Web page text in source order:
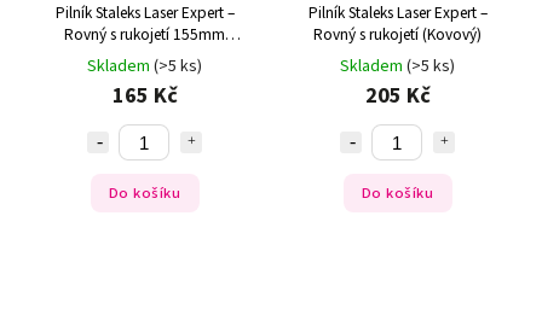
Pilník Staleks Laser Expert –
Rovný s rukojetí 155mm
(Kovový)
Skladem (>5 ks)
165 Kč
Do košíku
Pilník Staleks Laser Expert –
Rovný s rukojetí (Kovový)
Skladem (>5 ks)
205 Kč
Do košíku